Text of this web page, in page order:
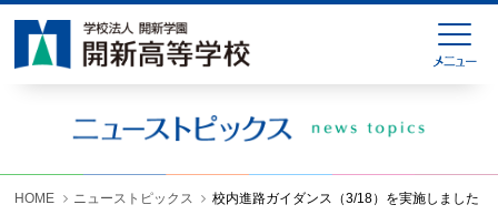
HOME ニューストピックス 校内進路ガイダンス（3/18）を実施しました
HOME
緊急連絡
ニューストピックス